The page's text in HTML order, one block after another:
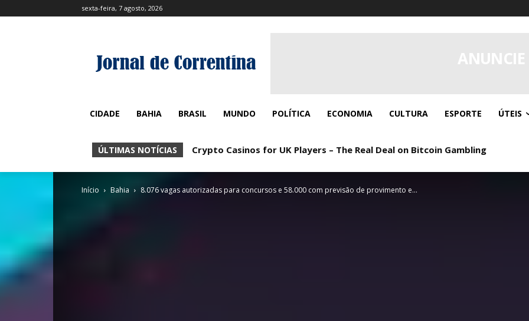
sexta-feira, 7 agosto, 2026
CIDADE BAHIA BRASIL MUNDO POLÍTICA ECONOMIA CULTURA ESPORTE ÚTEIS
ÚLTIMAS NOTÍCIAS Crypto Casinos for UK Players – The Real Deal on Bitcoin Gambling
Início Bahia 8.076 vagas autorizadas para concursos e 58.000 com previsão de provimento e...